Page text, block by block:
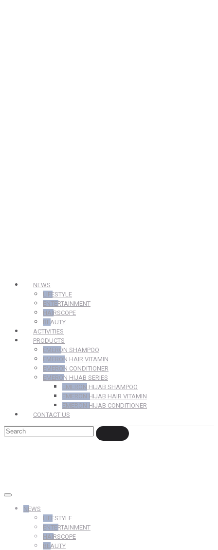
NEWS
LIFESTYLE
ENTERTAINMENT
HAIRSCOPE
BEAUTY
ACTIVITIES
PRODUCTS
EMERON SHAMPOO
EMERON HAIR VITAMIN
EMERON CONDITIONER
EMERON HIJAB SERIES
EMERON HIJAB SHAMPOO
EMERON HIJAB HAIR VITAMIN
EMERON HIJAB CONDITIONER
CONTACT US
NEWS
LIFESTYLE
ENTERTAINMENT
HAIRSCOPE
BEAUTY